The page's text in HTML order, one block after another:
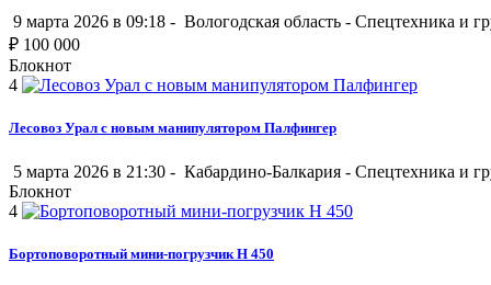
9 марта 2026 в 09:18 - Вологодская область - Спецтехника и
₽ 100 000
Блокнот
4
Лесовоз Урал с новым манипулятором Палфингер
5 марта 2026 в 21:30 - Кабардино-Балкария - Спецтехника и
Блокнот
4
Бортоповоротный мини-погрузчик H 450